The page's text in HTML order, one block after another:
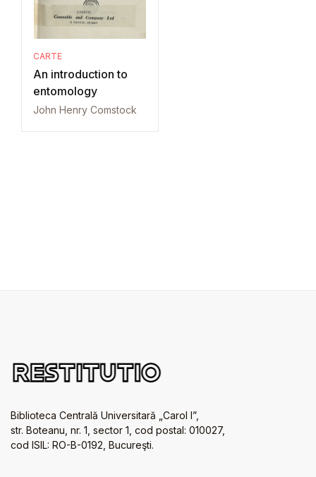
CARTE
An introduction to
entomology
John Henry Comstock
Biblioteca Centrală Universitară „Carol I”,
str. Boteanu, nr. 1, sector 1, cod postal: 010027,
cod ISIL: RO-B-0192, Bucureşti.